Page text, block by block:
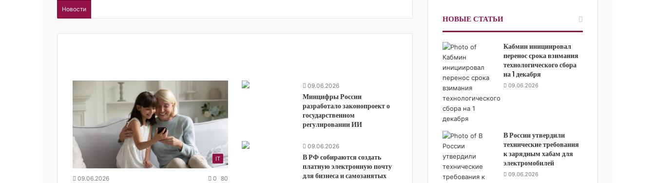
Новости
IT
09.06.2026 0 80
09.06.2026
Минцифры России
разработало законопроект о
государственном
регулировании ИИ
09.06.2026
В РФ собираются создать
платную электронную почту
для бизнеса и самозанятых
НОВЫЕ СТАТЬИ
Кабмин инициировал
перенос срока взимания
технологического сбора
на 1 декабря
09.06.2026
В России утвердили
технические требования
к зарядным хабам для
электромобилей
09.06.2026